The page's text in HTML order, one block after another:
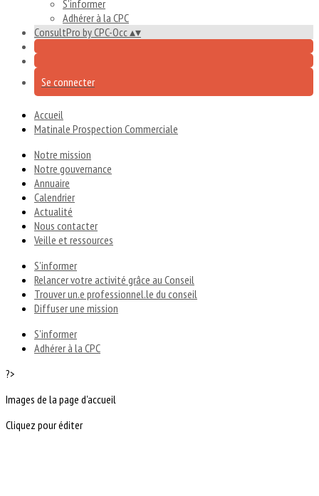
S'informer
Adhérer à la CPC
ConsultPro by CPC-Occ▴▾
Se connecter
Accueil
Matinale Prospection Commerciale
Notre mission
Notre gouvernance
Annuaire
Calendrier
Actualité
Nous contacter
Veille et ressources
S'informer
Relancer votre activité grâce au Conseil
Trouver un.e professionnel.le du conseil
Diffuser une mission
S'informer
Adhérer à la CPC
?>
Images de la page d'accueil
Cliquez pour éditer